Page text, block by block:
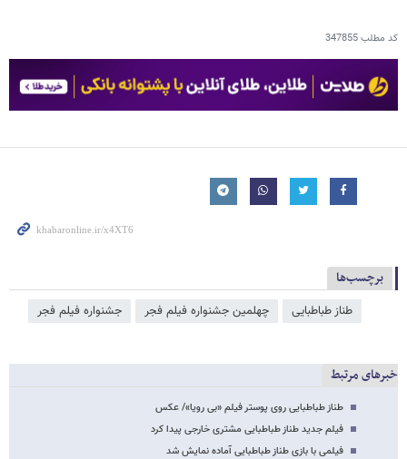
کد مطلب347855
برچسب‌ها
طناز طباطبایی چهلمین جشنواره فیلم فجر جشنواره فیلم فجر
خبرهای مرتبط
طناز طباطبایی روی پوستر فیلم «بی رویا»/ عکس
فیلم جدید طناز طباطبایی مشتری خارجی پیدا کرد
فیلمی با بازی طناز طباطبایی آماده نمایش شد